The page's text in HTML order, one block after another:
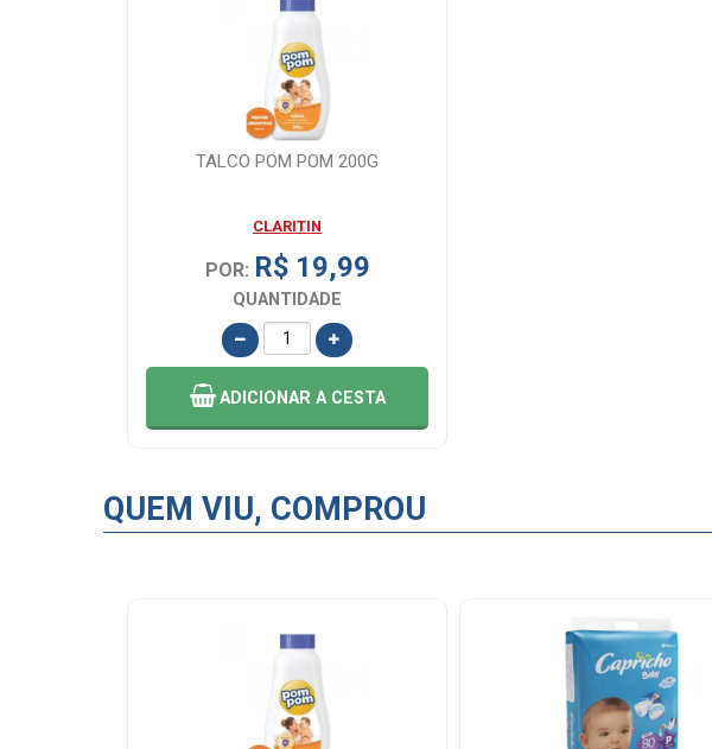
TALCO POM POM 200G
CLARITIN
POR: R$ 19,99
QUANTIDADE
ADICIONAR A CESTA
QUEM VIU, COMPROU